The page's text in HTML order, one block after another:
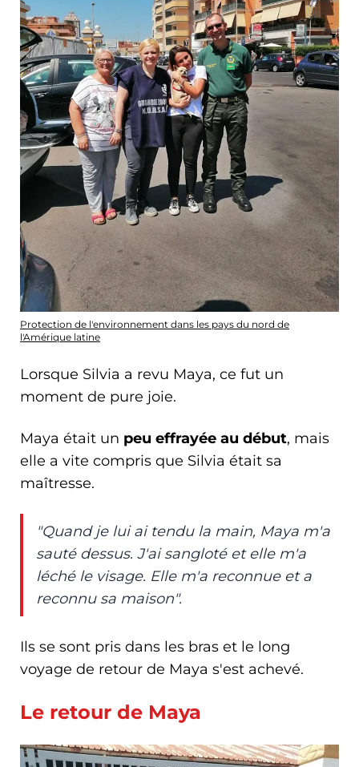
Protection de l'environnement dans les pays du nord de
l'Amérique latine
Lorsque Silvia a revu Maya, ce fut un
moment de pure joie.
Maya était un peu effrayée au début, mais
elle a vite compris que Silvia était sa
maîtresse.
"Quand je lui ai tendu la main, Maya m'a
sauté dessus. J'ai sangloté et elle m'a
léché le visage. Elle m'a reconnue et a
reconnu sa maison".
Ils se sont pris dans les bras et le long
voyage de retour de Maya s'est achevé.
Le retour de Maya